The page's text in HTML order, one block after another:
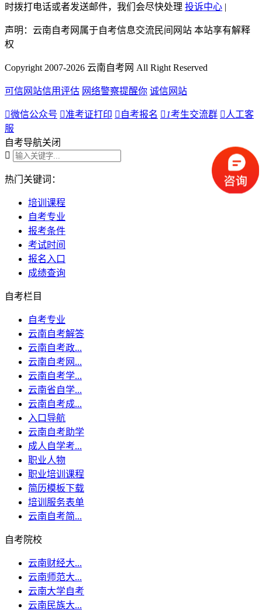
时拨打电话或者发送邮件，我们会尽快处理 投诉中心 |
声明：云南自考网属于自考信息交流民间网站 本站享有解释
权
Copyright 2007-2026 云南自考网 All Right Reserved
可信网站信用评估 网络警察提醒你 诚信网站
微信公众号 准考证打印  自考报名  1考生交流群  人工客
服
自考导航关闭

热门关键词：
培训课程
自考专业
报考条件
考试时间
报名入口
成绩查询
自考栏目
自考专业
云南自考解答
云南自考政...
云南自考网...
云南自考学...
云南省自学...
云南自考成...
入口导航
云南自考助学
成人自学考...
职业人物
职业培训课程
简历模板下载
培训服务表单
云南自考简...
自考院校
云南财经大...
云南师范大...
云南大学自考
云南民族大...